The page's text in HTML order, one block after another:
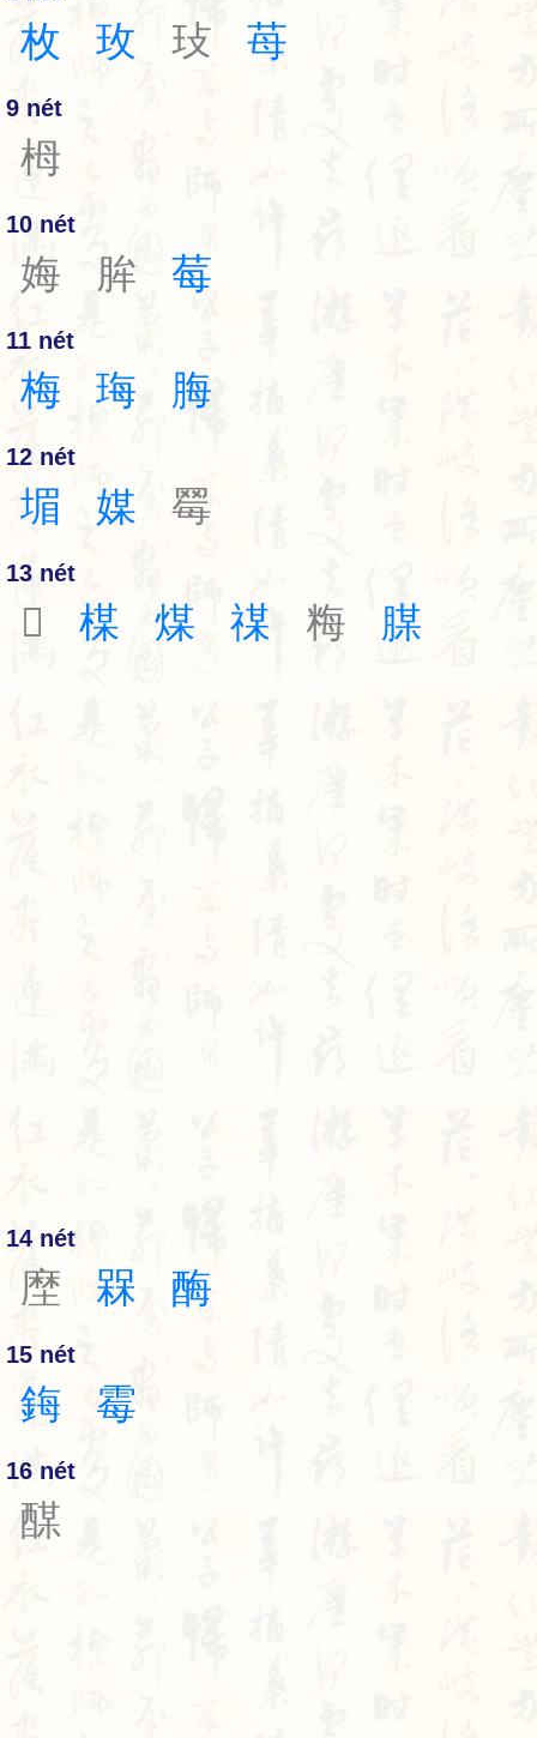
枚 玫 㺳 苺
9 nét
栂
10 nét
娒 䏬 莓
11 nét
梅 珻 脢
12 nét
堳 媒 䍙
13 nét
𡈎 楳 煤 禖 䊈 腜
14 nét
塺 槑 酶
15 nét
鋂 霉
16 nét
䤂